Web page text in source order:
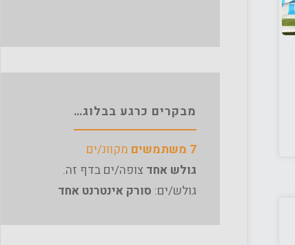
מבקרים כרגע בבלוג…
7 משתמשים
מקוונ/ים
גולש אחד צופה/ים בדף זה.
גולש/ים: סורק אינטרנט אחד